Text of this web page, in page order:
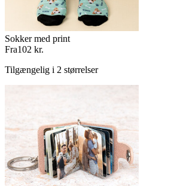
Sokker med print
Fra102 kr.
Tilgængelig i 2 størrelser